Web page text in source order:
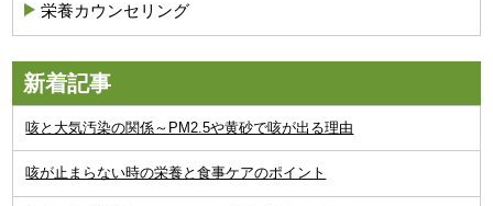
栄養カウンセリング
新着記事
咳と大気汚染の関係～PM2.5や黄砂で咳が出る理由
咳が止まらない時の栄養と食事ケアのポイント